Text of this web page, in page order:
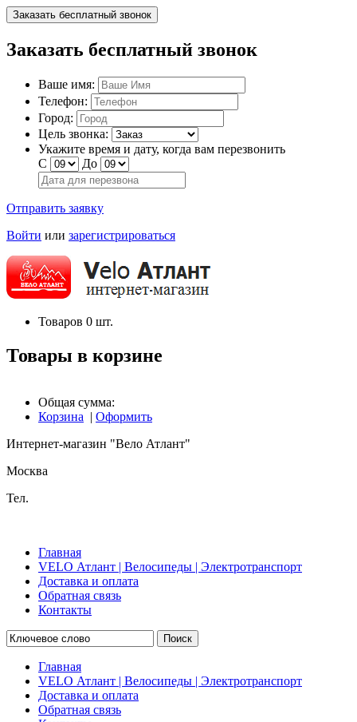
Заказать бесплатный звонок
Заказать бесплатный звонок
Ваше имя:
Телефон:
Город:
Цель звонка:
Укажите время и дату, когда вам перезвонить
С
До
Отправить заявку
Войти или зарегистрироваться
Товаров 0 шт.
Товары в корзине
Общая сумма:
Корзина | Оформить
Интернет-магазин "Вело Атлант"
Москва
Тел.
Главная
VELO Атлант | Велосипеды | Электротранспорт
Доставка и оплата
Обратная связь
Контакты
Поиск
Главная
VELO Атлант | Велосипеды | Электротранспорт
Доставка и оплата
Обратная связь